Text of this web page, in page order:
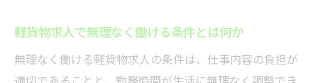
軽貨物求人で無理なく働ける条件とは何か
無理なく働ける軽貨物求人の条件は、仕事内容の負担が